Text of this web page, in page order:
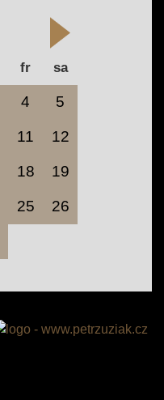
fr sa
4 5
11 12
18 19
25 26